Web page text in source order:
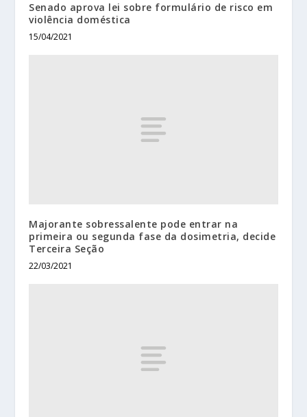
Senado aprova lei sobre formulário de risco em
violência doméstica
15/04/2021
Majorante sobressalente pode entrar na
primeira ou segunda fase da dosimetria, decide
Terceira Seção
22/03/2021